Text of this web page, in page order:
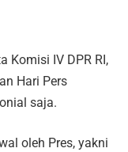
Komisi IV DPR RI,
Hari Pers
saja.
oleh Pres, yakni